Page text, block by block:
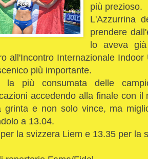
più prezioso.
L'Azzurrina
prendere
lo aveva
all'Incontro Internazionale
più importante.
la più consumata delle
accedendo alla finale con
grinta e non solo vince, ma
a 13.04.
la svizzera Liem e 13.35 per la